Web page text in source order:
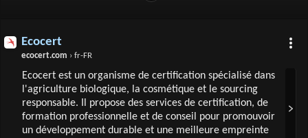
Ecocert
ecocert.com › fr-FR
Ecocert est un organisme de certification spécialisé dans
l'agriculture biologique, la cosmétique et le sourcing
responsable. Il propose des services de certification, de
formation professionnelle et de conseil pour promouvoir
un développement durable et une meilleure empreinte